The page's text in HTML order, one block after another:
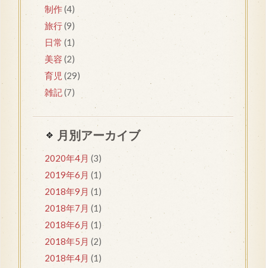
制作(4)
旅行(9)
日常 (1)
美容 (2)
育児 (29)
雑記(7)
月別アーカイブ
2020年4月 (3)
2019年6月 (1)
2018年9月 (1)
2018年7月 (1)
2018年6月 (1)
2018年5月 (2)
2018年4月 (1)